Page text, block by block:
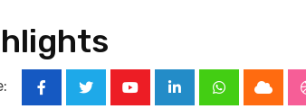
LinkedInWhatsappCloud